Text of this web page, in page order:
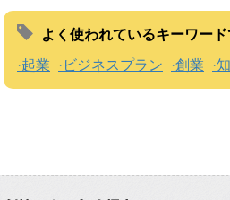
よく使われているキーワー
起業
ビジネスプラン 創業